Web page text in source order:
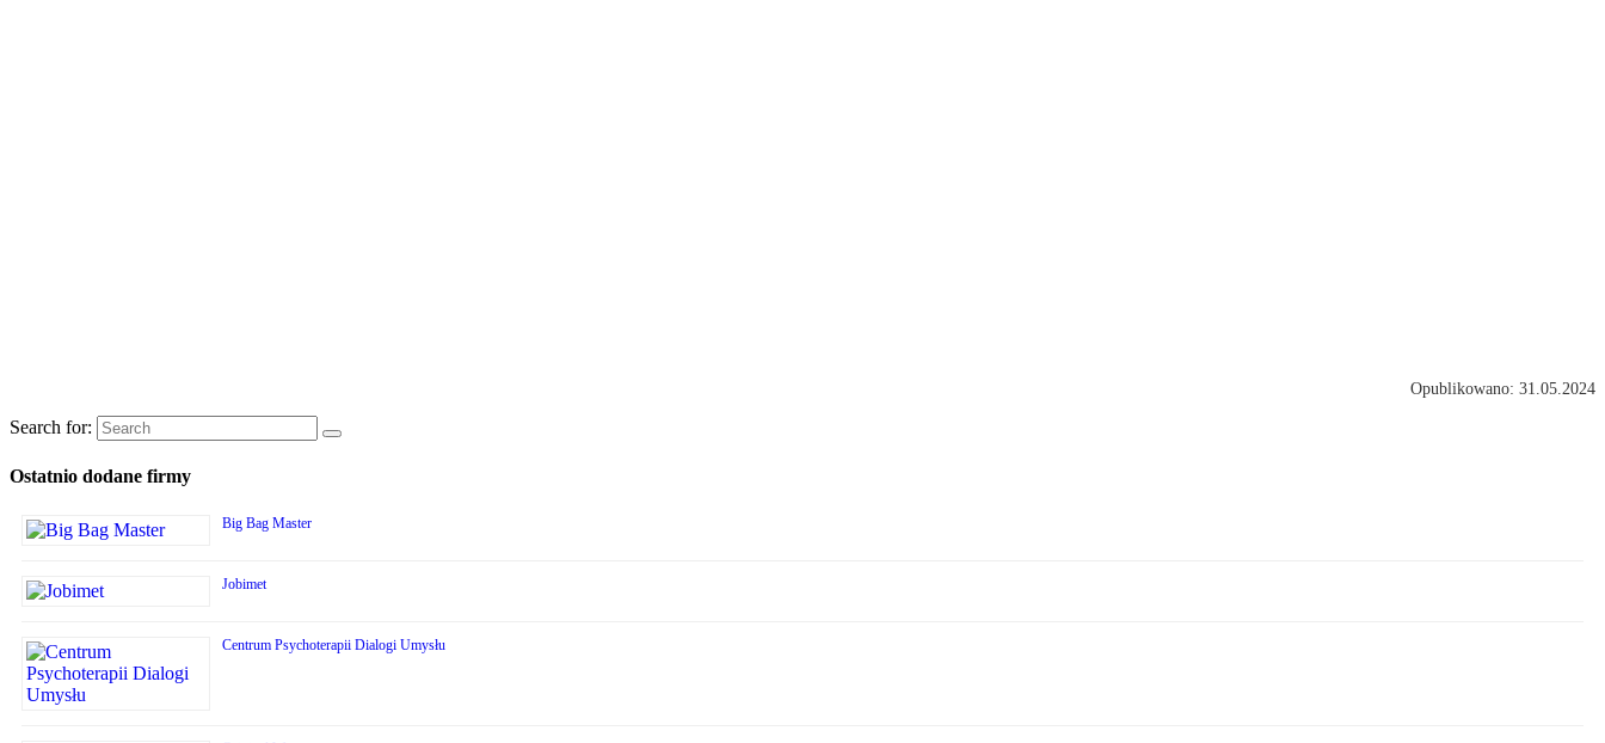
Opublikowano: 31.05.2024
Search for:
Ostatnio dodane firmy
Big Bag Master
Jobimet
Centrum Psychoterapii Dialogi Umysłu